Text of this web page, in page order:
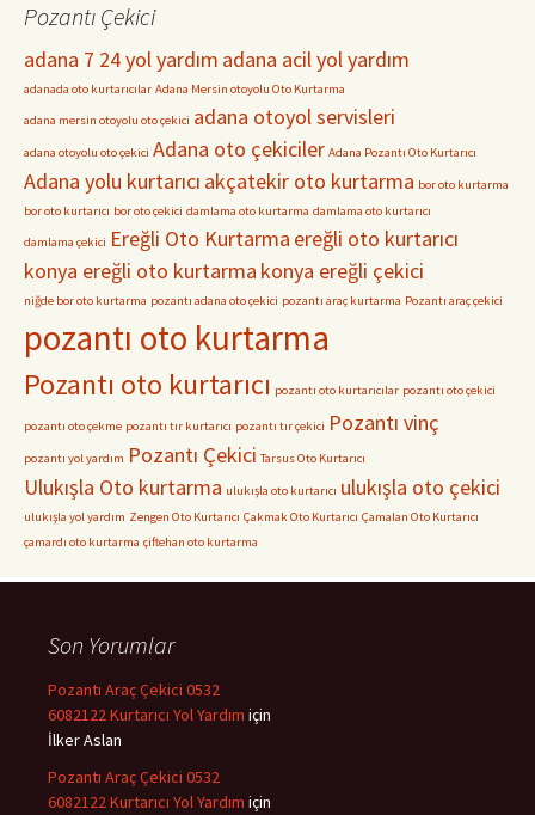
Pozantı Çekici
adana 7 24 yol yardım adana acil yol yardım
adanada oto kurtarıcılar Adana Mersin otoyolu Oto Kurtarma
adana mersin otoyolu oto çekici adana otoyol servisleri
adana otoyolu oto çekici Adana oto çekiciler Adana Pozantı Oto Kurtarıcı
Adana yolu kurtarıcı akçatekir oto kurtarma bor oto kurtarma
bor oto kurtarıcı bor oto çekici damlama oto kurtarma damlama oto kurtarıcı
damlama çekici Ereğli Oto Kurtarma ereğli oto kurtarıcı
konya ereğli oto kurtarma konya ereğli çekici
niğde bor oto kurtarma pozantı adana oto çekici pozantı araç kurtarma Pozantı araç çekici
pozantı oto kurtarma
Pozantı oto kurtarıcı pozantı oto kurtarıcılar pozantı oto çekici
pozantı oto çekme pozantı tır kurtarıcı pozantı tır çekici Pozantı vinç
pozantı yol yardım Pozantı Çekici Tarsus Oto Kurtarıcı
Ulukışla Oto kurtarma ulukışla oto kurtarıcı ulukışla oto çekici
ulukışla yol yardım Zengen Oto Kurtarıcı Çakmak Oto Kurtarıcı Çamalan Oto Kurtarıcı
çamardı oto kurtarma çiftehan oto kurtarma
Son Yorumlar
Pozantı Araç Çekici 0532
6082122 Kurtarıcı Yol Yardım için
İlker Aslan
Pozantı Araç Çekici 0532
6082122 Kurtarıcı Yol Yardım için